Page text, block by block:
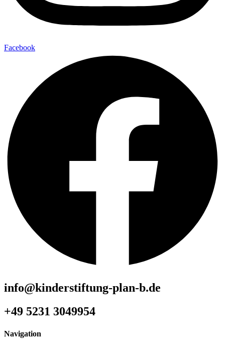
Facebook
info@kinderstiftung-plan-b.de
+49 5231 3049954
Navigation